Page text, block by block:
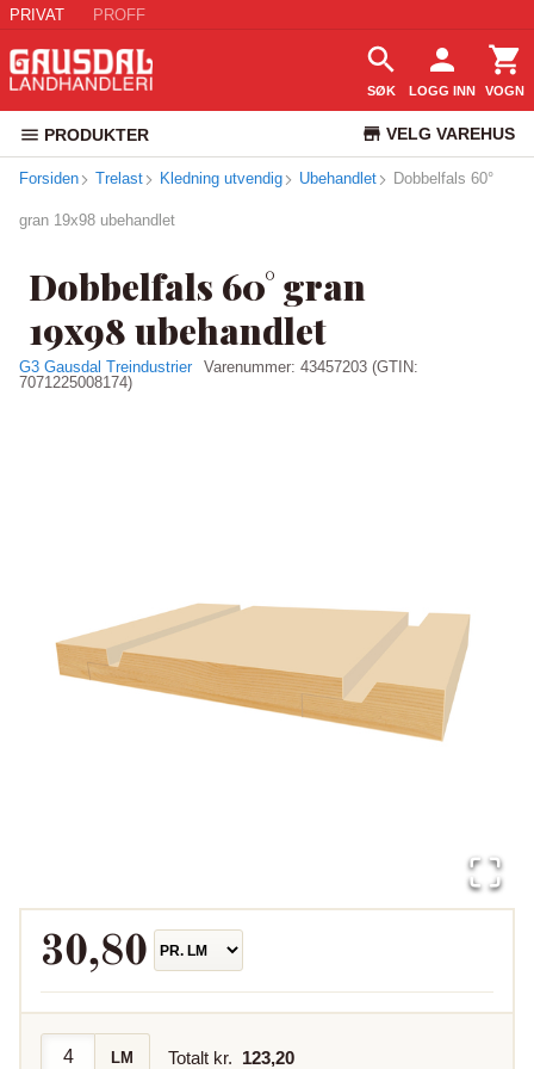
PRIVAT PROFF
SØK LOGG INN VOGN
PRODUKTER VELG VAREHUS
KUNDESERVICE
Forsiden Trelast Kledning utvendig Ubehandlet Dobbelfals 60°
gran 19x98 ubehandlet
Dobbelfals 60° gran
19x98 ubehandlet
G3 Gausdal Treindustrier Varenummer: 43457203 (GTIN:
7071225008174)
30,80
LM Totalt kr. 123,20